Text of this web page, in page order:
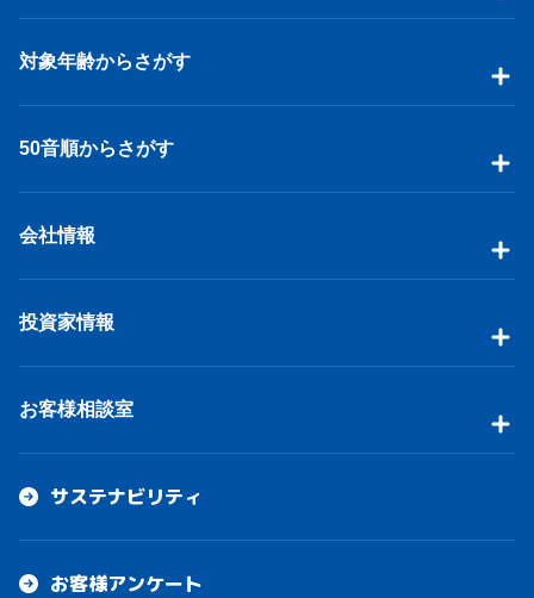
対象年齢からさがす
50音順からさがす
会社情報
投資家情報
お客様相談室
サステナビリティ
お客様アンケート